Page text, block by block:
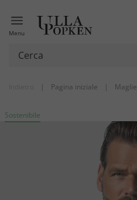
Menu
| Pagina iniziale | Maglie
Sostenibile